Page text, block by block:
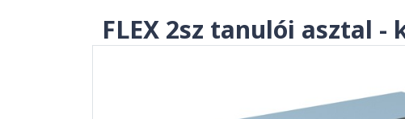
FLEX 2sz tanulói asztal